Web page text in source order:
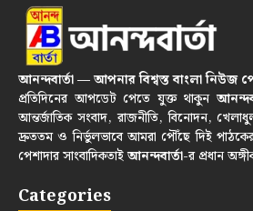
আনন্দবার্তা — আপনার বিশ্বস্ত বাংলা নিউজ
প্রতিদিনের আপডেট পেতে যুক্ত থাকুন
আন্তর্জাতিক সংবাদ, রাজনীতি, বিনোদন,
দ্রুততম ও নির্ভুলভাবে আমরা পৌঁছে দিই
পেশাদার সাংবাদিকতাইআনন্দবার্তা-র প্রধান
Categories